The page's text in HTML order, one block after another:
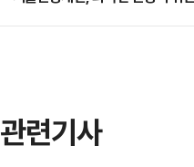
관련기사